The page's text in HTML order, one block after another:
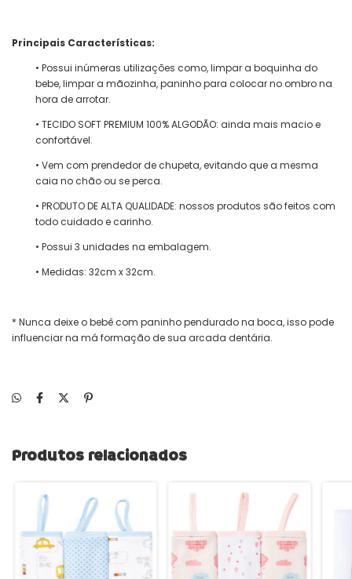
Principais Características:
• Possui inúmeras utilizações como, limpar a boquinha do
bebe, limpar a mãozinha, paninho para colocar no ombro na
hora de arrotar.
• TECIDO SOFT PREMIUM 100% ALGODÃO: ainda mais macio e
confortável.
• Vem com prendedor de chupeta, evitando que a mesma
caia no chão ou se perca.
• PRODUTO DE ALTA QUALIDADE: nossos produtos são feitos com
todo cuidado e carinho.
• Possui 3 unidades na embalagem.
• Medidas: 32cm x 32cm.
* Nunca deixe o bebê com paninho pendurado na boca, isso pode
influenciar na má formação de sua arcada dentária.
Produtos relacionados